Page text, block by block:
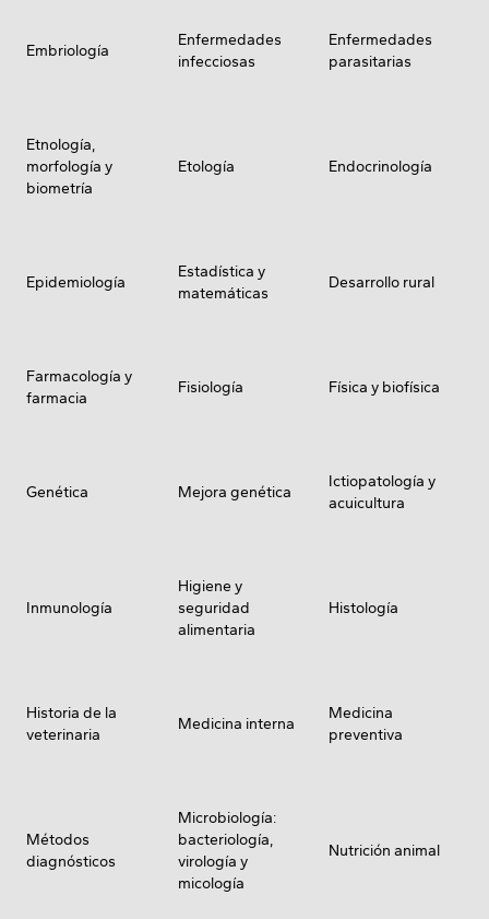
Embriología
Enfermedades
infecciosas
Enfermedades
parasitarias
Etnología,
morfología y
biometría
Etología Endocrinología
Epidemiología
Estadística y
matemáticas
Desarrollo rural
Farmacología y
farmacia
Fisiología Física y biofísica
Genética Mejora genética
Ictiopatología y
acuicultura
Inmunología
Higiene y
seguridad
alimentaria
Histología
Historia de la
veterinaria
Medicina interna
Medicina
preventiva
Métodos
diagnósticos
Microbiología:
bacteriología,
virología y
micología
Nutrición animal